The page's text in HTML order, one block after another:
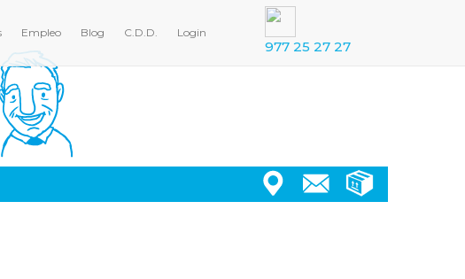
Empleo Blog C.D.D. Login
977 25 27 27